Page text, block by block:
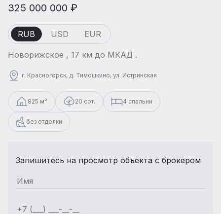
325 000 000 ₽
RUB USD EUR
Новорижское , 17 км до МКАД .
г. Красногорск, д. Тимошкино, ул. Истринская
825 м² 20 сот. 4 спальни
без отделки
Запишитесь на просмотр объекта с брокером